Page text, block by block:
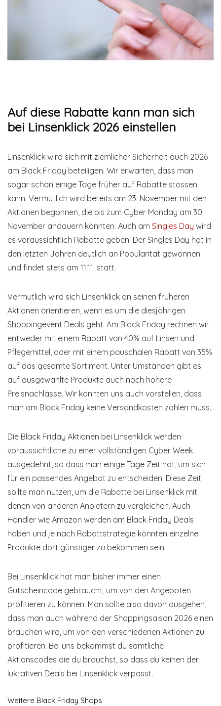
Auf diese Rabatte kann man sich
bei Linsenklick 2026 einstellen
Linsenklick wird sich mit ziemlicher Sicherheit auch 2026
am Black Friday beteiligen. Wir erwarten, dass man
sogar schon einige Tage früher auf Rabatte stossen
kann. Vermutlich wird bereits am 23. November mit den
Aktionen begonnen, die bis zum Cyber Monday am 30.
November andauern könnten. Auch am Singles Day wird
es voraussichtlich Rabatte geben. Der Singles Day hat in
den letzten Jahren deutlich an Popularität gewonnen
und findet stets am 11.11. statt.
Vermutlich wird sich Linsenklick an seinen früheren
Aktionen orientieren, wenn es um die diesjährigen
Shoppingevent Deals geht. Am Black Friday rechnen wir
entweder mit einem Rabatt von 40% auf Linsen und
Pflegemittel, oder mit einem pauschalen Rabatt von 35%
auf das gesamte Sortiment. Unter Umständen gibt es
auf ausgewählte Produkte auch noch höhere
Preisnachlässe. Wir könnten uns auch vorstellen, dass
man am Black Friday keine Versandkosten zahlen muss.
Die Black Friday Aktionen bei Linsenklick werden
voraussichtliche zu einer vollständigen Cyber Week
ausgedehnt, so dass man einige Tage Zeit hat, um sich
für ein passendes Angebot zu entscheiden. Diese Zeit
sollte man nutzen, um die Rabatte bei Linsenklick mit
denen von anderen Anbietern zu vergleichen. Auch
Händler wie Amazon werden am Black Friday Deals
haben und je nach Rabattstrategie könnten einzelne
Produkte dort günstiger zu bekommen sein.
Bei Linsenklick hat man bisher immer einen
Gutscheincode gebraucht, um von den Angeboten
profitieren zu können. Man sollte also davon ausgehen,
dass man auch während der Shoppingsaison 2026 einen
brauchen wird, um von den verschiedenen Aktionen zu
profitieren. Bei uns bekommst du sämtliche
Aktionscodes die du brauchst, so dass du keinen der
lukrativen Deals bei Linsenklick verpasst.
Weitere Black Friday Shops